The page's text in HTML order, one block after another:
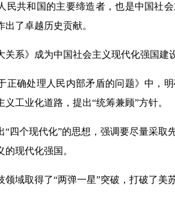
民共和国的主要缔造者，也是中国社
出了卓越历史贡献。
关系》成为中国社会主义现代化强国建
正确处理人民内部矛盾的问题》中，
工业化道路，提出“统筹兼顾”方针。
“四个现代化”的思想，强调要尽量采
现代化强国。
领域取得了“两弹一星”突破，打破了